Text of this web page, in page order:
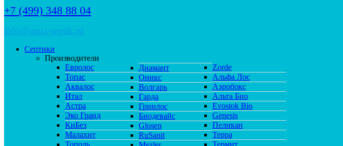
+7 (499) 348 88 04
info@aqua-septik.ru
Септики
Производители
Евролос
Топас
Аквалос
Итал
Астра
Эко Гранд
КиБез
Малахит
Тополь
Диамант
Оникс
Волгарь
Гарда
Гринлос
Биодевайс
Glosen
RuSanit
Zorde
Альфа Лос
Аэробокс
Альта Био
Evostok Bio
Genesis
Пеликан
Терра
Термит